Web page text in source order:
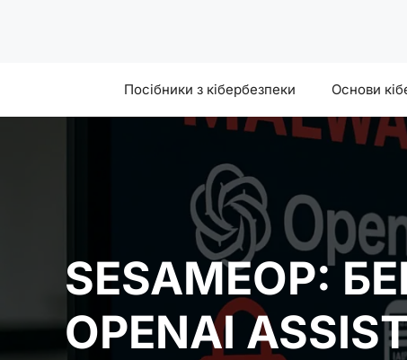
Посібники з кібербезпеки Основи
SESAMEOP:
OPENAI